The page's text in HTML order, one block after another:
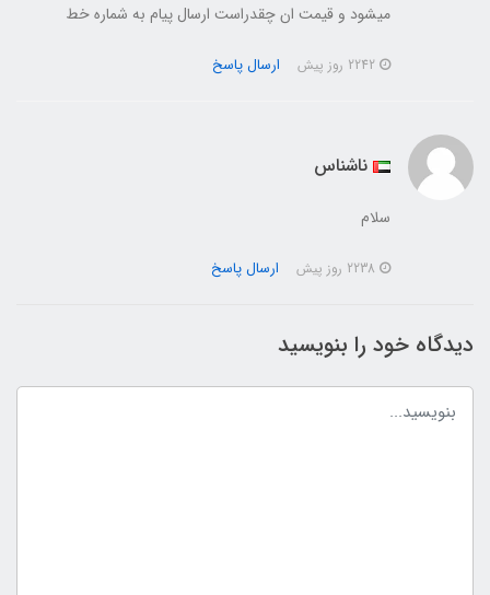
میشود و قیمت ان چقدراست ارسال پیام به شماره خط
ارسال پاسخ
ناشناس
سلام
ارسال پاسخ
دیدگاه خود را بنویسید